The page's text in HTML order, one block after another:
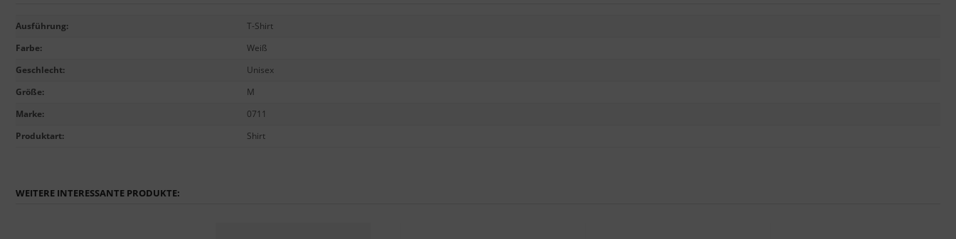
Ausführung:
T-Shirt
Farbe:
Weiß
Geschlecht:
Unisex
Größe:
M
Marke:
0711
Produktart: Shirt
WEITERE INTERESSANTE PRODUKTE: